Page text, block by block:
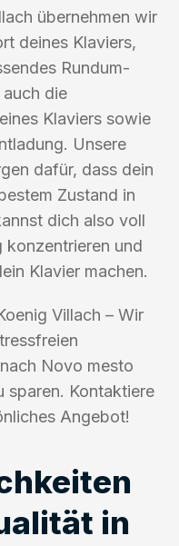
übernehmen wir
deines Klaviers,
Rundum-
die
Klaviers sowie
Unsere
dafür, dass dein
Zustand in
dich also voll
konzentrieren und
Klavier machen.
Villach – Wir
Novo mesto
sparen. Kontaktiere
Angebot!
in